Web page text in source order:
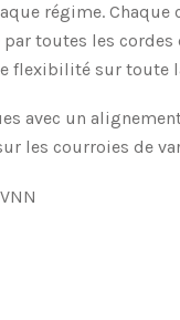
régime.
par toutes les
flexibilité sur toute
avec un
les courroies de